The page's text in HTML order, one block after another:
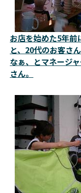
お店を始めた5年前
と、20代のお客さ
なぁ、とマネージ
さん。